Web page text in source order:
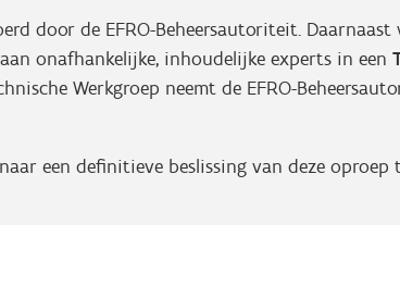
door de EFRO-Beheersautoriteit. Daarnaast
onafhankelijke, inhoudelijke experts in een
Werkgroep neemt de EFRO-
een definitieve beslissing van deze oproep